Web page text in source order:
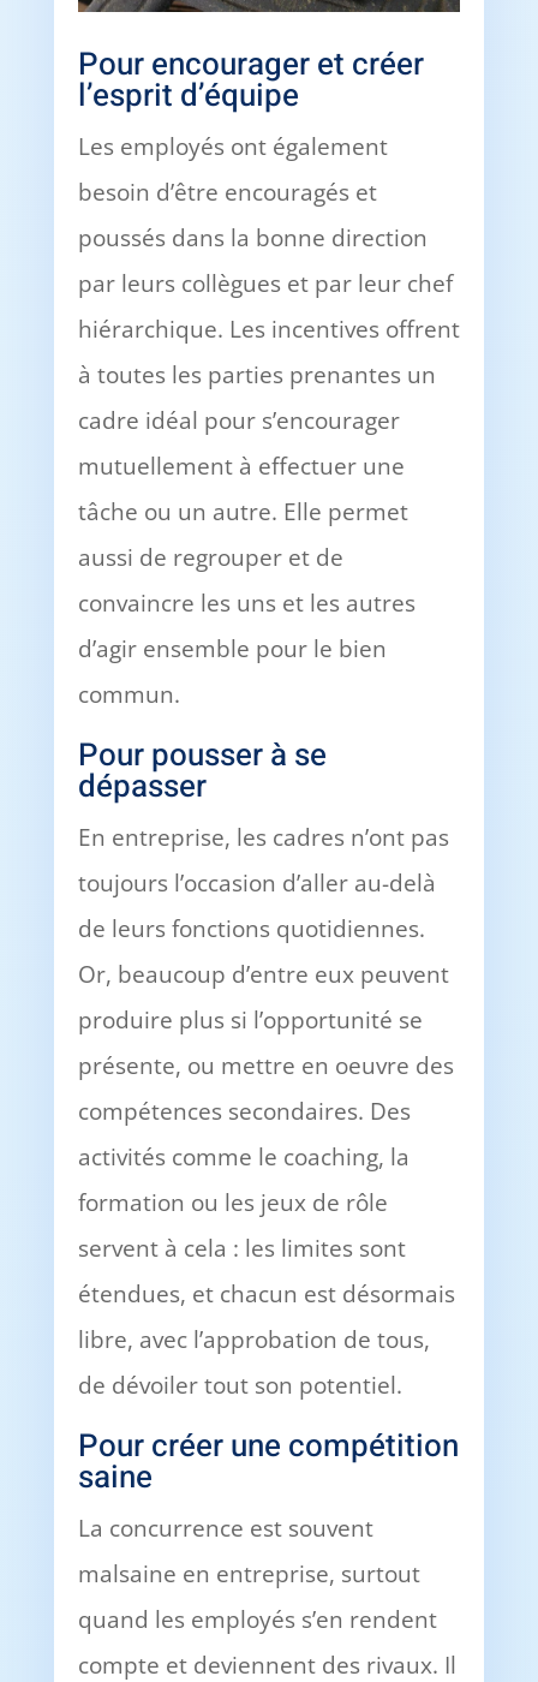
Pour encourager et créer
l’esprit d’équipe
Les employés ont également
besoin d’être encouragés et
poussés dans la bonne direction
par leurs collègues et par leur chef
hiérarchique. Les incentives offrent
à toutes les parties prenantes un
cadre idéal pour s’encourager
mutuellement à effectuer une
tâche ou un autre. Elle permet
aussi de regrouper et de
convaincre les uns et les autres
d’agir ensemble pour le bien
commun.
Pour pousser à se
dépasser
En entreprise, les cadres n’ont pas
toujours l’occasion d’aller au-delà
de leurs fonctions quotidiennes.
Or, beaucoup d’entre eux peuvent
produire plus si l’opportunité se
présente, ou mettre en oeuvre des
compétences secondaires. Des
activités comme le coaching, la
formation ou les jeux de rôle
servent à cela : les limites sont
étendues, et chacun est désormais
libre, avec l’approbation de tous,
de dévoiler tout son potentiel.
Pour créer une compétition
saine
La concurrence est souvent
malsaine en entreprise, surtout
quand les employés s’en rendent
compte et deviennent des rivaux. Il